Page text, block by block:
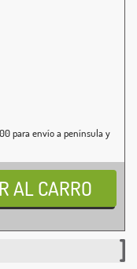
para envío a península y